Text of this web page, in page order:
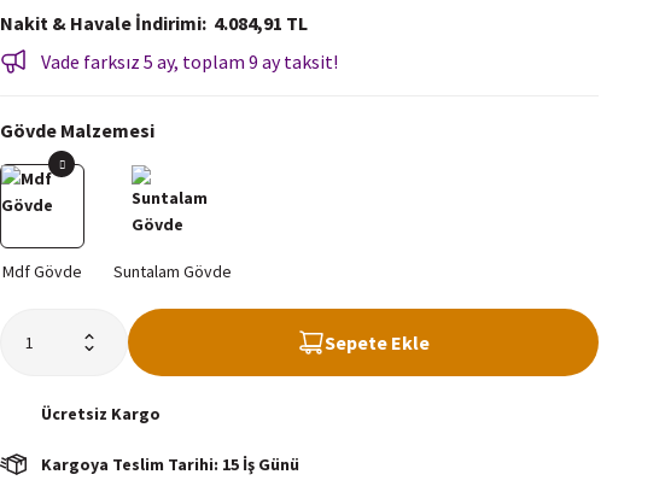
Nakit & Havale İndirimi 4.084,91 TL
Vade farksız 5 ay, toplam 9 ay taksit!
Gövde Malzemesi
Sepete Ekle
Ücretsiz Kargo
Kargoya Teslim Tarihi: 15 İş Günü